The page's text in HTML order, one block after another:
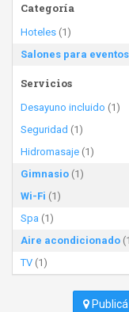
Categoría
Hoteles (1)
Salones para eventos
Servicios
Desayuno incluido (1)
Seguridad (1)
Hidromasaje (1)
Gimnasio (1)
Wi-Fi (1)
Spa (1)
Aire acondicionado
TV (1)